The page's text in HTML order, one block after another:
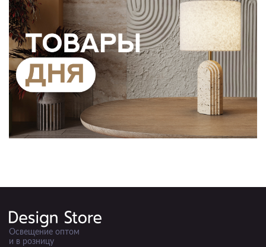
Освещение оптом
и в розницу